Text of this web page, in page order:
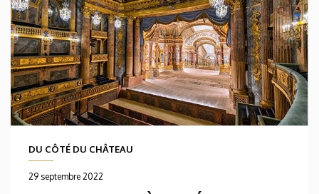
DU CÔTÉ DU CHÂTEAU
29 septembre 2022